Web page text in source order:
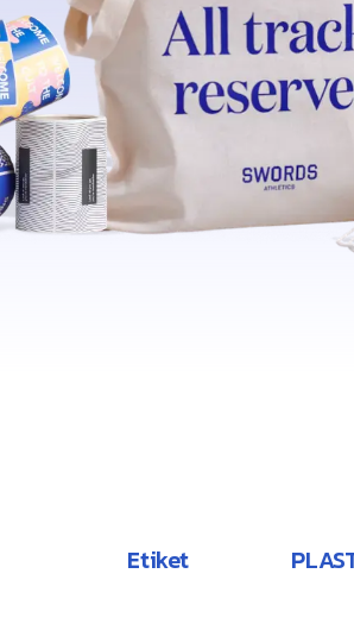
Etiket